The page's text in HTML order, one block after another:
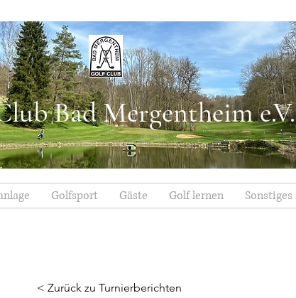
Bad Mergentheim e.V.
Golfsport Gäste Golf lernen Sonstiges
< Zurück zu Turnierberichten